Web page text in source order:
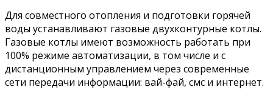
Для совместного отопления и подготовки горячей
воды устанавливают газовые двухконтурные котлы.
Газовые котлы имеют возможность работать при
100% режиме автоматизации, в том числе и с
дистанционным управлением через современные
сети передачи информации: вай-фай, смс и интернет.